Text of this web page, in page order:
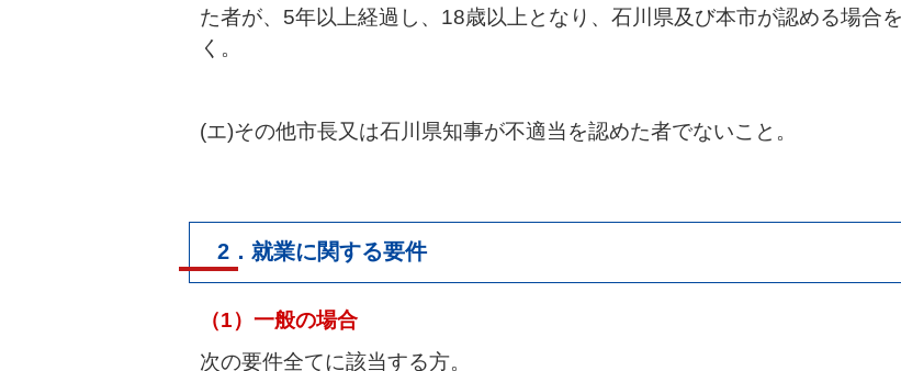
た者が、5年以上経過し、18歳以上となり、石川県及び本市が認める場合
く。
(エ)その他市長又は石川県知事が不適当を認めた者でないこと。
2．就業に関する要件
（1）一般の場合
次の要件全てに該当する方。